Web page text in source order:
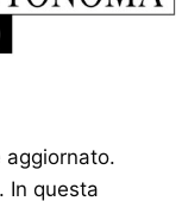
aggiornato.
In questa